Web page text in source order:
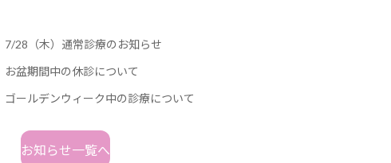
7/28（木）通常診療のお知らせ
お盆期間中の休診について
ゴールデンウィーク中の診療について
お知らせ一覧へ